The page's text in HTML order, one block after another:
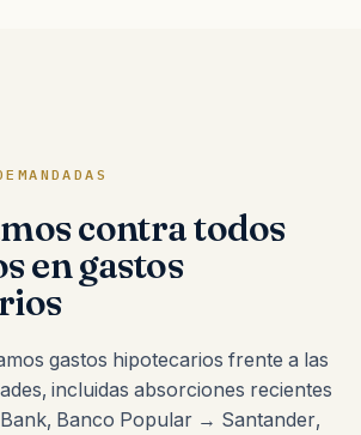
contra todos
en gastos
gastos hipotecarios frente a las
incluidas absorciones recientes
Banco Popular → Santander,